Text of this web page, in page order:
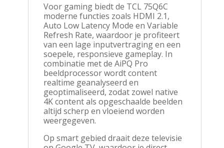
Voor gaming biedt de TCL 75Q6C
moderne functies zoals HDMI 2.1,
Auto Low Latency Mode en Variable
Refresh Rate, waardoor je profiteert
van een lage inputvertraging en een
soepele, responsieve gameplay. In
combinatie met de AiPQ Pro
beeldprocessor wordt content
realtime geanalyseerd en
geoptimaliseerd, zodat zowel native
4K content als opgeschaalde beelden
altijd scherp en vloeiend worden
weergegeven.
Op smart gebied draait deze televisie